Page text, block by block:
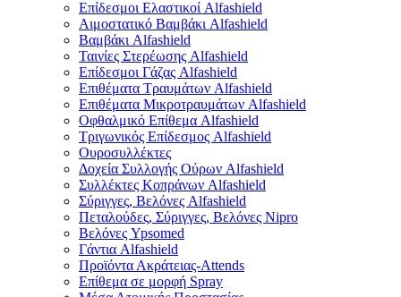
Επίδεσμοι Ελαστικοί Alfashield
Αιμοστατικό Βαμβάκι Alfashield
Βαμβάκι Alfashield
Ταινίες Στερέωσης Alfashield
Επίδεσμοι Γάζας Alfashield
Επιθέματα Τραυμάτων Alfashield
Επιθέματα Μικροτραυμάτων Alfashield
Οφθαλμικό Eπίθεμα Alfashield
Τριγωνικός Επίδεσμος Alfashield
Ουροσυλλέκτες
Δοχεία Συλλογής Ούρων Alfashield
Συλλέκτες Κοπράνων Alfashield
Σύριγγες, Βελόνες Alfashield
Πεταλούδες, Σύριγγες, Βελόνες Nipro
Βελόνες Ypsomed
Γάντια Alfashield
Προϊόντα Ακράτειας-Attends
Επίθεμα σε μορφή Spray